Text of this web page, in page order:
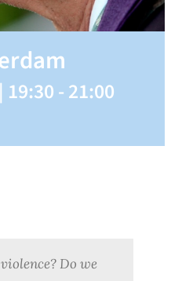
19:30-21:00
Do we